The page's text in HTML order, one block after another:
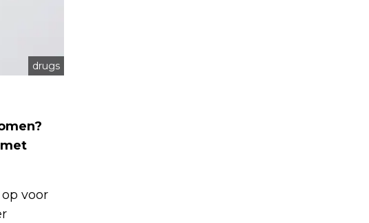
drugs
voor